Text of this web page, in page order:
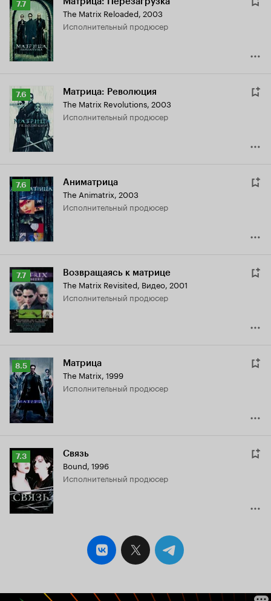
Рейтинг
Кинопоиска
7.7
7.7
The Matrix Reloaded, 2003
исполнительный продюсер
Рейтинг
Кинопоиска
7.6
7.6 Матрица: Революция
The Matrix Revolutions, 2003
исполнительный продюсер
Рейтинг
Кинопоиска
7.6
7.6 Аниматрица
The Animatrix, 2003
исполнительный продюсер
Рейтинг
Кинопоиска
7.7
7.7 Возвращаясь к матрице
The Matrix Revisited, Видео, 2001
исполнительный продюсер
Рейтинг
Кинопоиска
8.5
8.5 Матрица
The Matrix, 1999
исполнительный продюсер
Рейтинг
Кинопоиска
7.3
7.3 Связь
Bound, 1996
исполнительный продюсер